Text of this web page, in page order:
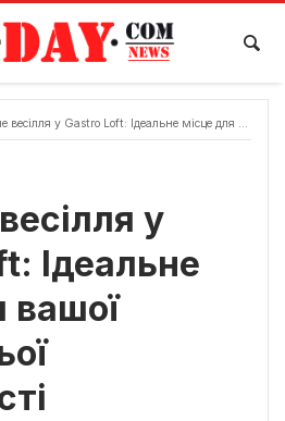
у Gastro Loft: Ідеальне місце для вашої незабутньої урочистості
у
Ідеальне
вашої